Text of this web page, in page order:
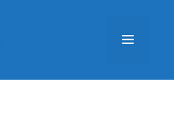
Menu